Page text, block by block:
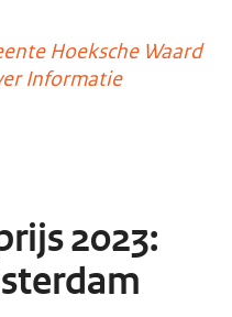
Hoeksche Waard
Informatie
2023: